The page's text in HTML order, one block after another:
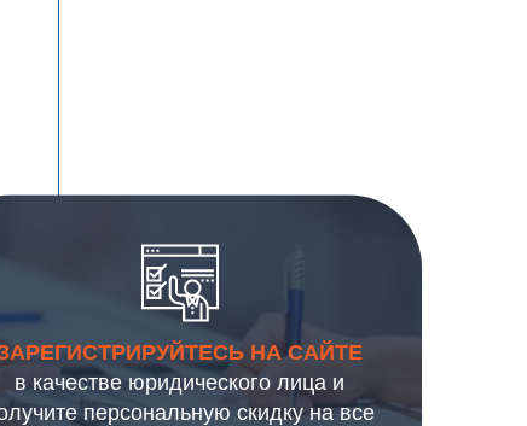
НА САЙТЕ
в качестве юридического лица и
персональную скидку на все